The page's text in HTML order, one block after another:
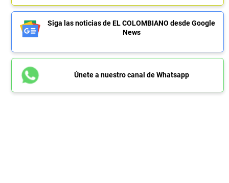
Siga las noticias de EL COLOMBIANO desde Google
News
Únete a nuestro canal de Whatsapp